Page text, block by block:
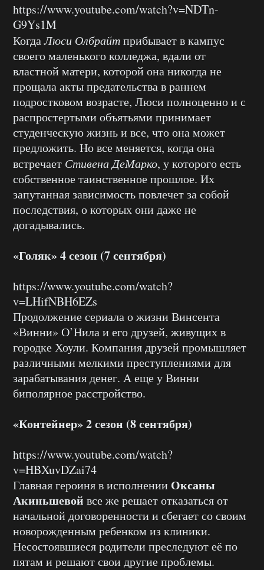
https://www.youtube.com/watch?v=NDTn-
G9Ys1M
КогдаЛюси Олбрайтприбывает в кампус
своего маленького колледжа, вдали от
властной матери, которой она никогда не
прощала акты предательства в раннем
подростковом возрасте, Люси полноценно и с
распростертыми объятьями принимает
студенческую жизнь и все, что она может
предложить. Но все меняется, когда она
встречает Стивена ДеМарко, у которого есть
собственное таинственное прошлое. Их
запутанная зависимость повлечет за собой
последствия, о которых они даже не
догадывались.
«Голяк» 4 сезон (7 сентября)
https://www.youtube.com/watch?
v=LHifNBH6EZs
Продолжение сериала о жизни Винсента
«Винни» О’Нила и его друзей, живущих в
городке Хоули. Компания друзей промышляет
различными мелкими преступлениями для
зарабатывания денег. А еще у Винни
биполярное расстройство.
«Контейнер» 2 сезон (8 сентября)
https://www.youtube.com/watch?
v=HBXuvDZai74
Главная героиня в исполнении Оксаны
Акиньшевой все же решает отказаться от
начальной договоренности и сбегает со своим
новорожденным ребенком из клиники.
Несостоявшиеся родители преследуют её по
пятам и решают свои другие проблемы.